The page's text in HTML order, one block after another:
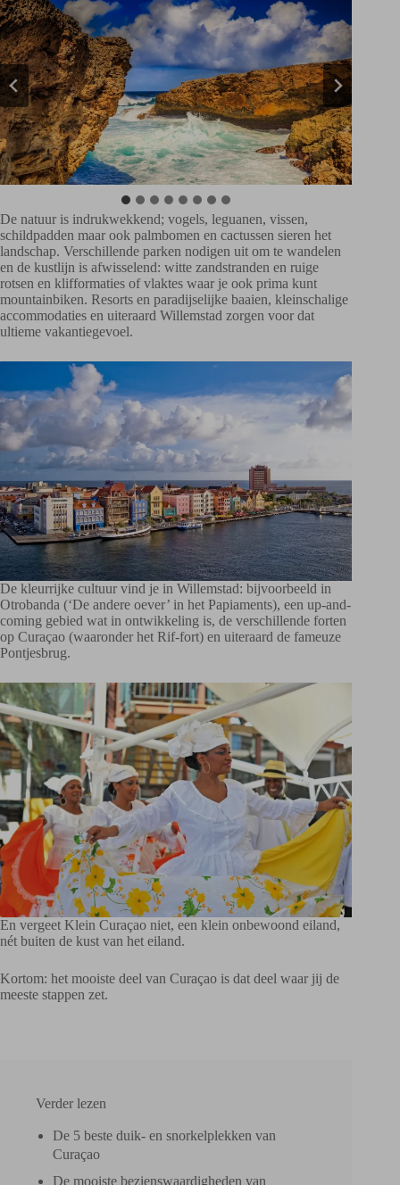
De natuur is indrukwekkend; vogels, leguanen, vissen,
schildpadden maar ook palmbomen en cactussen sieren het
landschap. Verschillende parken nodigen uit om te wandelen
en de kustlijn is afwisselend: witte zandstranden en ruige
rotsen en klifformaties of vlaktes waar je ook prima kunt
mountainbiken. Resorts en paradijselijke baaien, kleinschalige
accommodaties en uiteraard Willemstad zorgen voor dat
ultieme vakantiegevoel.
De kleurrijke cultuur vind je in Willemstad: bijvoorbeeld in
Otrobanda (‘De andere oever’ in het Papiaments), een up-and-
coming gebied wat in ontwikkeling is, de verschillende forten
op Curaçao (waaronder het Rif-fort) en uiteraard de fameuze
Pontjesbrug.
En vergeet Klein Curaçao niet, een klein onbewoond eiland,
nét buiten de kust van het eiland.
Kortom: het mooiste deel van Curaçao is dat deel waar jij de
meeste stappen zet.
Verder lezen
De 5 beste duik- en snorkelplekken van
Curaçao
De mooiste bezienswaardigheden van